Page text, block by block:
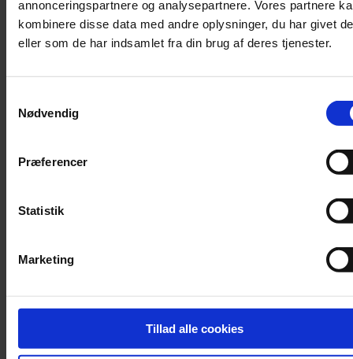
annonceringspartnere og analysepartnere. Vores partnere
kombinere disse data med andre oplysninger, du har givet
eller som de har indsamlet fra din brug af deres tjenester.
Nødvendig
Præferencer
Statistik
Marketing
Tillad alle cookies
Computerskabe & PC-vogne